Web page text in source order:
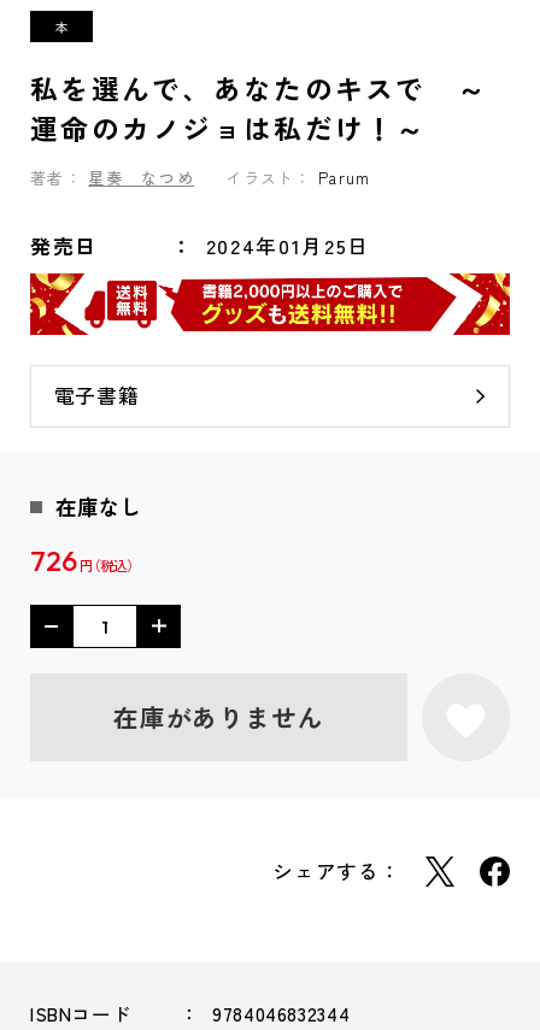
私を選んで、あなたのキスで ～
運命のカノジョは私だけ！～
著者： 星奏 なつめ イラスト： Parum
発売日 2024年01月25日
電子書籍
在庫なし
726 円
在庫がありません
シェアする：
ISBNコード
9784046832344